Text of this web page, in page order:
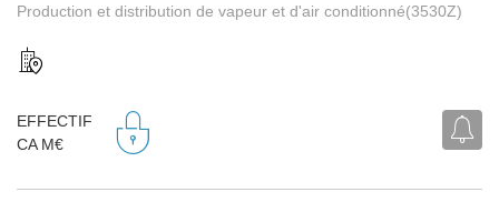
Production et distribution de vapeur et d'air conditionné(3530Z)
EFFECTIF
CA M€